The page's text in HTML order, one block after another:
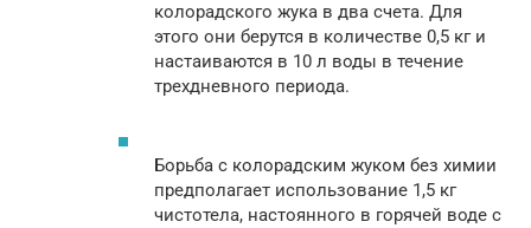
колорадского жука в два счета. Для
этого они берутся в количестве 0,5 кг и
настаиваются в 10 л воды в течение
трехдневного периода.
Борьба с колорадским жуком без химии
предполагает использование 1,5 кг
чистотела, настоянного в горячей воде с